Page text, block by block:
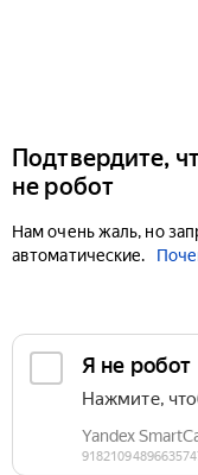
Подтвердите,
не робот
Нам очень жаль, но
автоматические.